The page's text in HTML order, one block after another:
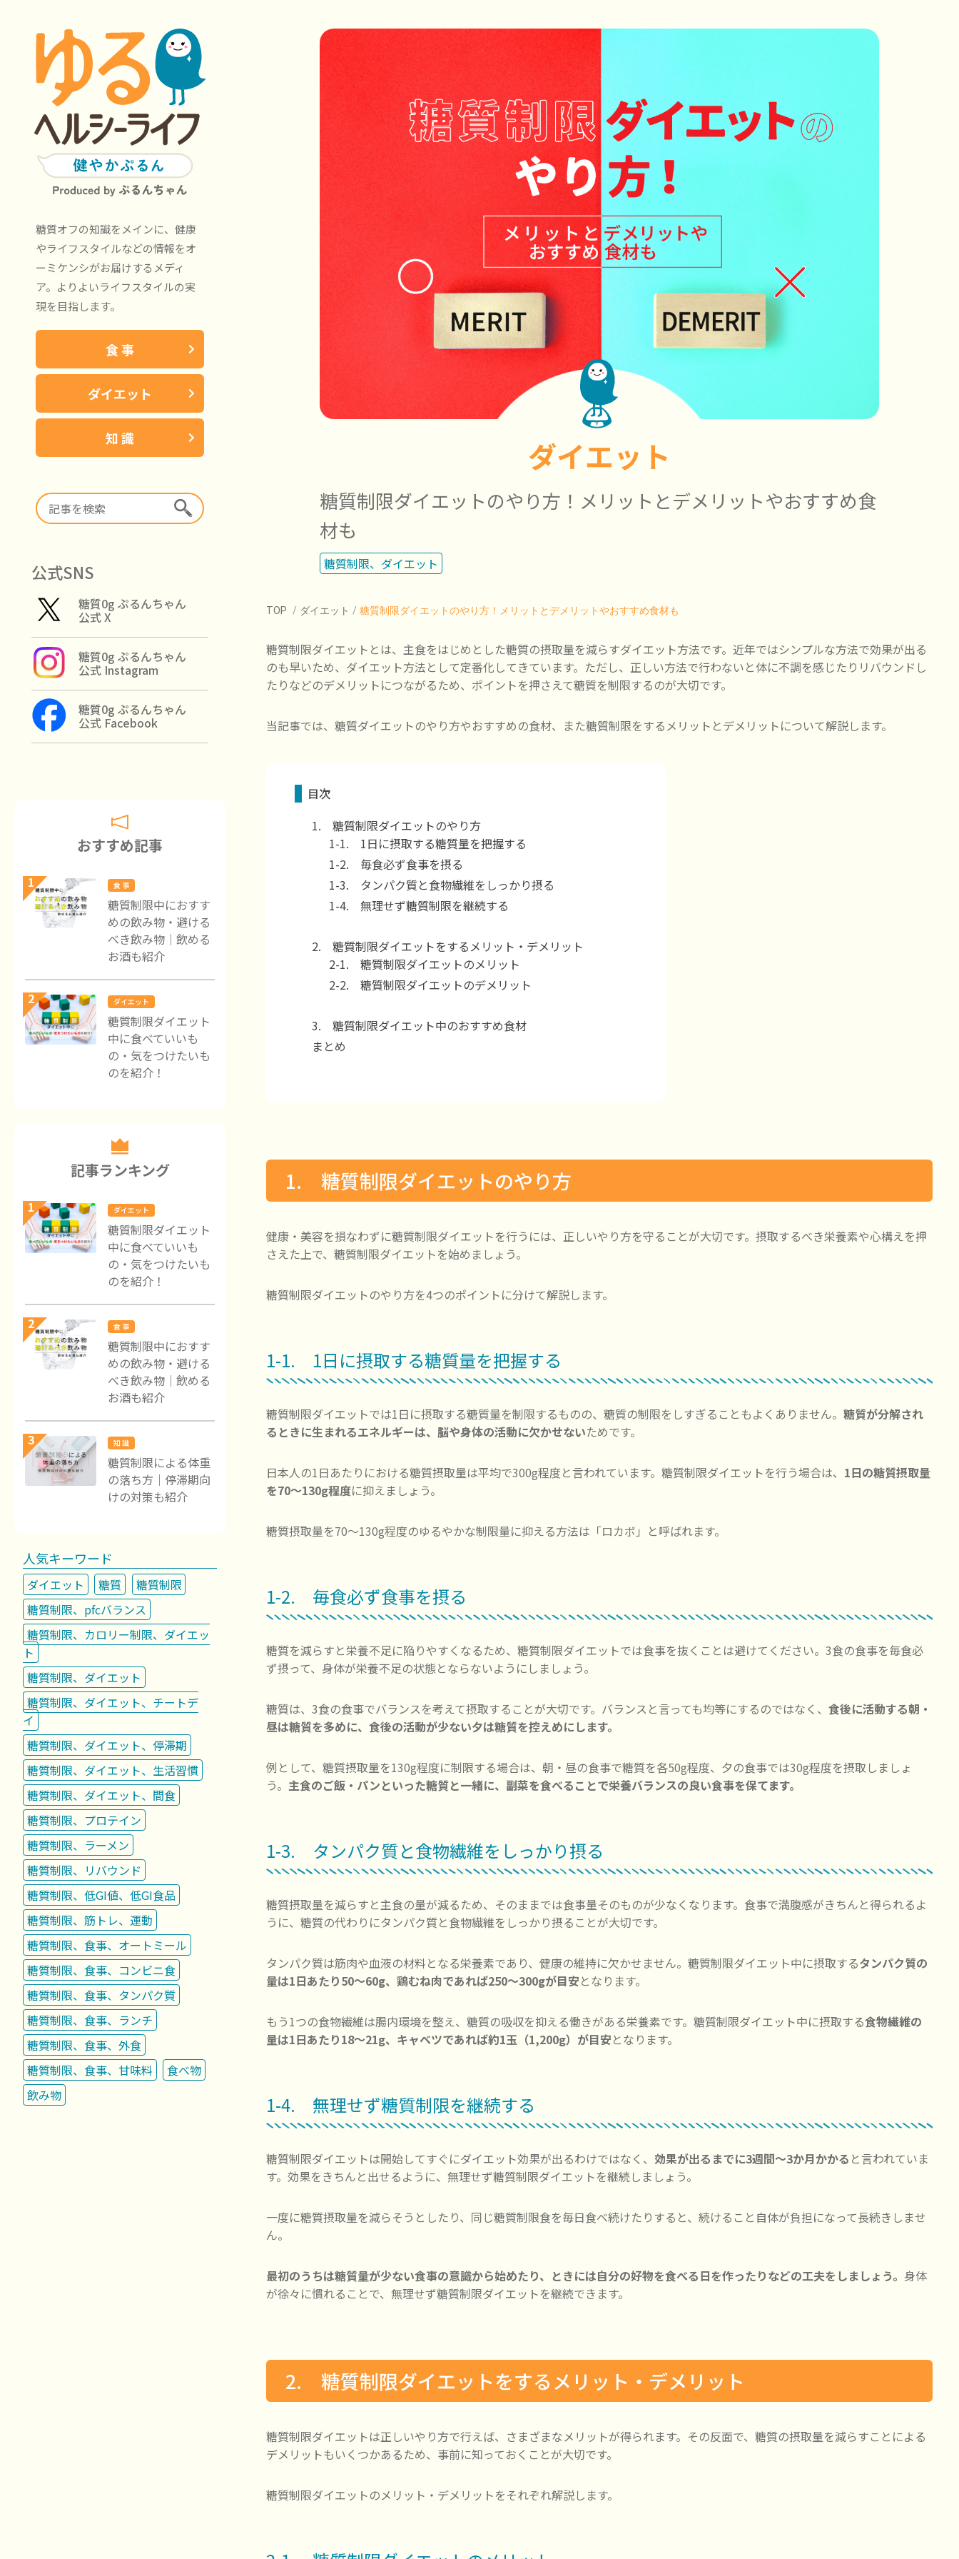
ダイエット
糖質制限ダイエットのやり方！メリットとデメリットやおすすめ食
材も
糖質制限、ダイエット
TOP / ダイエット / 糖質制限ダイエットのやり方！メリットとデメリットやおすすめ食材も
糖質制限ダイエットとは、主食をはじめとした糖質の摂取量を減らすダイエット方法です。近年ではシンプルな方法で効果が出る
のも早いため、ダイエット方法として定番化してきています。ただし、正しい方法で行わないと体に不調を感じたりリバウンドし
たりなどのデメリットにつながるため、ポイントを押さえて糖質を制限するのが大切です。
当記事では、糖質ダイエットのやり方やおすすめの食材、また糖質制限をするメリットとデメリットについて解説します。
目次
1. 糖質制限ダイエットのやり方
1-1. 1日に摂取する糖質量を把握する
1-2. 毎食必ず食事を摂る
1-3. タンパク質と食物繊維をしっかり摂る
1-4. 無理せず糖質制限を継続する
2. 糖質制限ダイエットをするメリット・デメリット
2-1. 糖質制限ダイエットのメリット
2-2. 糖質制限ダイエットのデメリット
3. 糖質制限ダイエット中のおすすめ食材
まとめ
1. 糖質制限ダイエットのやり方
健康・美容を損なわずに糖質制限ダイエットを行うには、正しいやり方を守ることが大切です。摂取するべき栄養素や心構えを押
さえた上で、糖質制限ダイエットを始めましょう。
糖質制限ダイエットのやり方を4つのポイントに分けて解説します。
1-1. 1日に摂取する糖質量を把握する
糖質制限ダイエットでは1日に摂取する糖質量を制限するものの、糖質の制限をしすぎることもよくありません。糖質が分解され
るときに生まれるエネルギーは、脳や身体の活動に欠かせないためです。
日本人の1日あたりにおける糖質摂取量は平均で300g程度と言われています。糖質制限ダイエットを行う場合は、 1日の糖質摂取量
を70〜130g程度に抑えましょう。
糖質摂取量を70～130g程度のゆるやかな制限量に抑える方法は「ロカボ」と呼ばれます。
1-2. 毎食必ず食事を摂る
糖質を減らすと栄養不足に陥りやすくなるため、糖質制限ダイエットでは食事を抜くことは避けてください。3食の食事を毎食必
ず摂って、身体が栄養不足の状態とならないようにしましょう。
糖質は、3食の食事でバランスを考えて摂取することが大切です。バランスと言っても均等にするのではなく、食後に活動する朝・
昼は糖質を多めに、食後の活動が少ない夕は糖質を控えめにします。
例として、糖質摂取量を130g程度に制限する場合は、朝・昼の食事で糖質を各50g程度、夕の食事では30g程度を摂取しましょ
う。主食のご飯・パンといった糖質と一緒に、副菜を食べることで栄養バランスの良い食事を保てます。
1-3. タンパク質と食物繊維をしっかり摂る
糖質摂取量を減らすと主食の量が減るため、そのままでは食事量そのものが少なくなります。食事で満腹感がきちんと得られるよ
うに、糖質の代わりにタンパク質と食物繊維をしっかり摂ることが大切です。
タンパク質は筋肉や血液の材料となる栄養素であり、健康の維持に欠かせません。糖質制限ダイエット中に摂取するタンパク質の
量は1日あたり50〜60g、鶏むね肉であれば250〜300gが目安となります。
もう1つの食物繊維は腸内環境を整え、糖質の吸収を抑える働きがある栄養素です。糖質制限ダイエット中に摂取する食物繊維の
量は1日あたり18〜21g、キャベツであれば約1玉（1,200g）が目安となります。
1-4. 無理せず糖質制限を継続する
糖質制限ダイエットは開始してすぐにダイエット効果が出るわけではなく、効果が出るまでに3週間〜3か月かかる と言われていま
す。効果をきちんと出せるように、無理せず糖質制限ダイエットを継続しましょう。
一度に糖質摂取量を減らそうとしたり、同じ糖質制限食を毎日食べ続けたりすると、続けること自体が負担になって長続きしませ
ん。
最初のうちは糖質量が少ない食事の意識から始めたり、ときには自分の好物を食べる日を作ったりなどの工夫をしましょう。 身体
が徐々に慣れることで、無理せず糖質制限ダイエットを継続できます。
2. 糖質制限ダイエットをするメリット・デメリット
糖質制限ダイエットは正しいやり方で行えば、さまざまなメリットが得られます。その反面で、糖質の摂取量を減らすことによる
デメリットもいくつかあるため、事前に知っておくことが大切です。
糖質制限ダイエットのメリット・デメリットをそれぞれ解説します。
糖質オフの知識をメインに、健康
やライフスタイルなどの情報をオ
ーミケンシがお届けするメディ
ア。よりよいライフスタイルの実
現を目指します。
食 事
ダイエット
知 識
公式SNS
糖質0g ぷるんちゃん
公式 X
糖質0g ぷるんちゃん
公式 Instagram
糖質0g ぷるんちゃん
公式 Facebook
おすすめ記事
1 食 事
糖質制限中におすす
めの飲み物・避ける
べき飲み物｜飲める
お酒も紹介
2 ダイエット
糖質制限ダイエット
中に食べていいも
の・気をつけたいも
のを紹介！
記事ランキング
1 ダイエット
糖質制限ダイエット
中に食べていいも
の・気をつけたいも
のを紹介！
2 食 事
糖質制限中におすす
めの飲み物・避ける
べき飲み物｜飲める
お酒も紹介
3 知 識
糖質制限による体重
の落ち方｜停滞期向
けの対策も紹介
人気キーワード
ダイエット 糖質
糖質制限
糖質制限、pfcバランス
糖質制限、カロリー制限、ダイエッ
ト
糖質制限、ダイエット
糖質制限、ダイエット、チートデ
イ
糖質制限、ダイエット、停滞期
糖質制限、ダイエット、生活習慣
糖質制限、ダイエット、間食
糖質制限、プロテイン
糖質制限、ラーメン
糖質制限、リバウンド
糖質制限、低GI値、低GI食品
糖質制限、筋トレ、運動
糖質制限、食事、オートミール
糖質制限、食事、コンビニ食
糖質制限、食事、タンパク質
糖質制限、食事、ランチ
糖質制限、食事、外食
糖質制限、食事、甘味料
食べ物
飲み物